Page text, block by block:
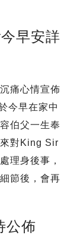
早安詳
痛心情宣佈
今早在家中
伯父一生奉
對King Sir
理身後事，
節後，會再
公佈